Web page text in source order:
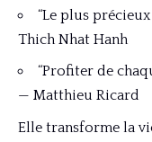
“Le plus
Thich Nhat Hanh
“Profiter de
— Matthieu Ricard
Elle transforme la